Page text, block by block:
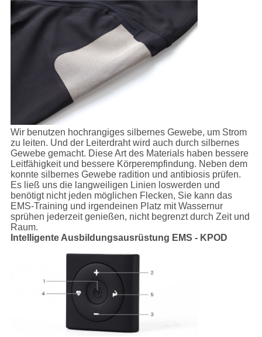
Wir benutzen hochrangiges silbernes Gewebe, um Strom
zu leiten. Und der Leiterdraht wird auch durch silbernes
Gewebe gemacht. Diese Art des Materials haben bessere
Leitfähigkeit und bessere Körperempfindung. Neben dem
konnte silbernes Gewebe radition und antibiosis prüfen.
Es ließ uns die langweiligen Linien loswerden und
benötigt nicht jeden möglichen Flecken, Sie kann das
EMS-Training und irgendeinen Platz mit Wassernur
sprühen jederzeit genießen, nicht begrenzt durch Zeit und
Raum.
Intelligente Ausbildungsausrüstung EMS - KPOD